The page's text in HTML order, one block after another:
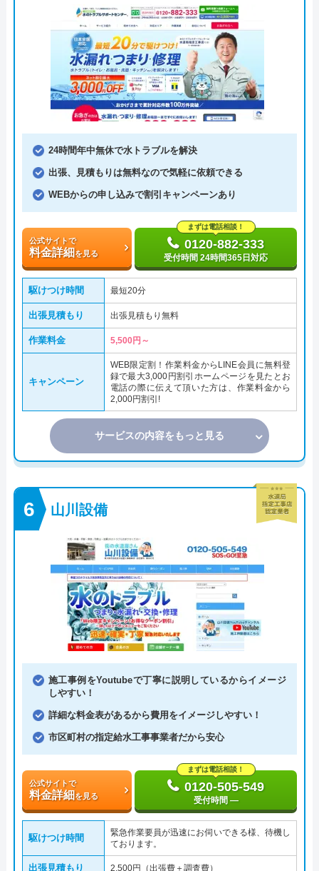
24時間年中無休で水トラブルを解決
出張、見積もりは無料なので気軽に依頼できる
WEBからの申し込みで割引キャンペーンあり
公式サイトで
料金詳細を見る
まずは電話相談！
0120-882-333
受付時間 24時間365日対応
駆けつけ時間 最短20分
出張見積もり 出張見積もり無料
作業料金 5,500円～
キャンペーン
WEB限定割！作業料金からLINE会員に無料登
録で最大3,000円割引ホームページを見たとお
電話の際に伝えて頂いた方は、作業料金から
2,000円割引!
サービスの内容をもっと見る
山川設備
施工事例をYoutubeで丁寧に説明しているからイメージ
しやすい！
詳細な料金表があるから費用をイメージしやすい！
市区町村の指定給水工事事業者だから安心
公式サイトで
料金詳細を見る
まずは電話相談！
0120-505-549
受付時間 ―
駆けつけ時間
緊急作業要員が迅速にお伺いできる様、待機し
ております。
出張見積もり 2,500円（出張費＋調査費）